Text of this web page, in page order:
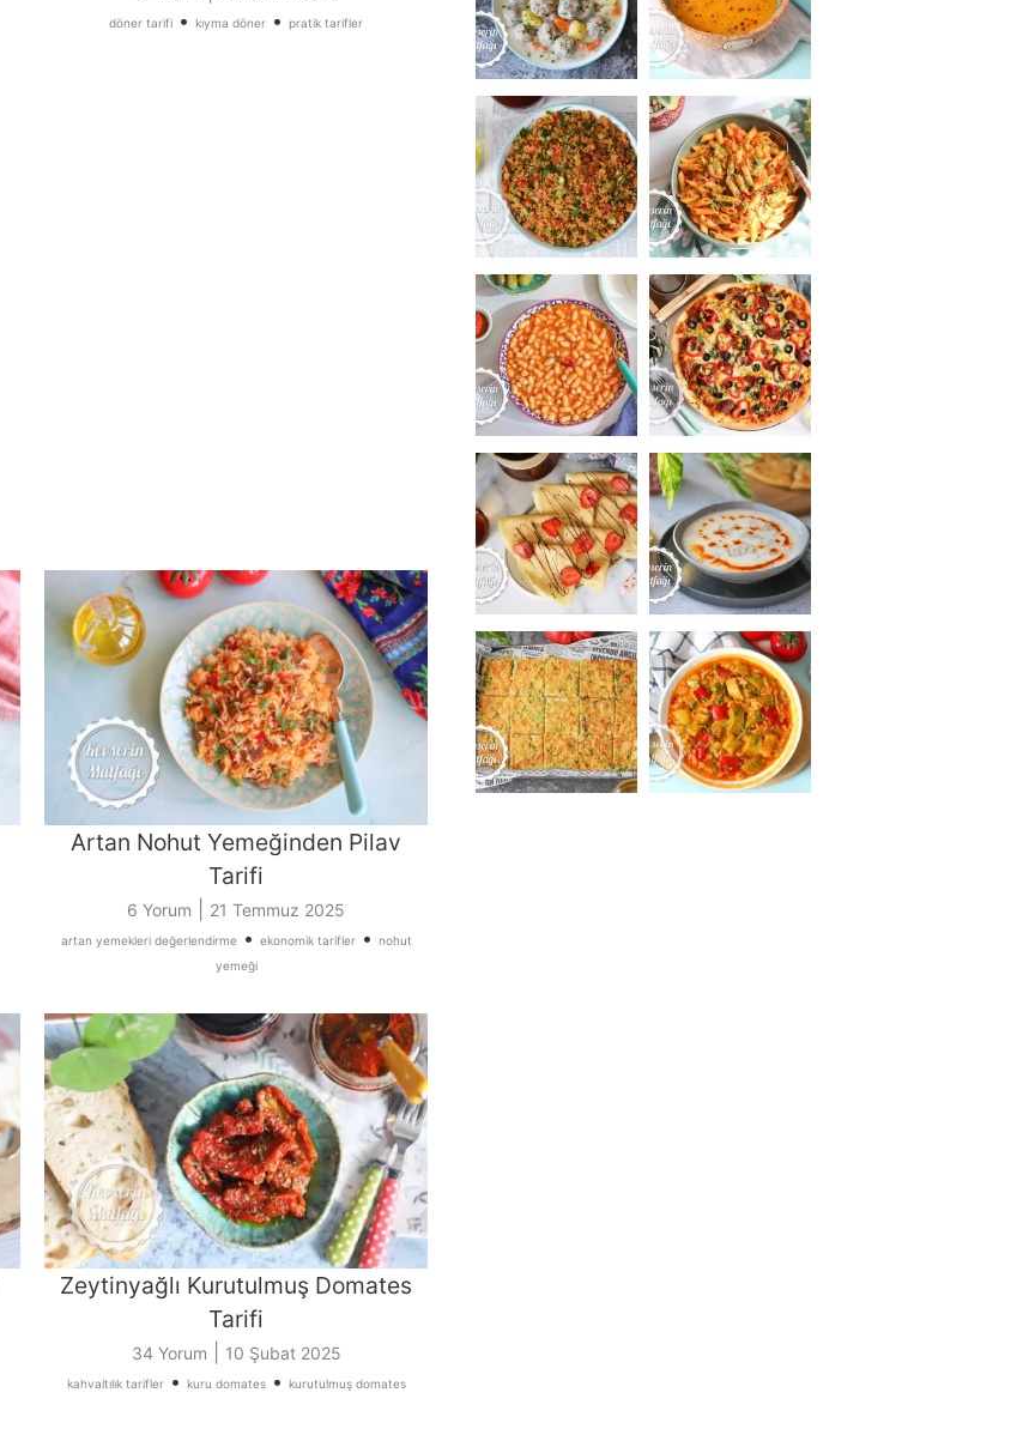
döner tarifi • kıyma döner • pratik tarifler
Artan Nohut Yemeğinden Pilav
Tarifi
6 Yorum 21 Temmuz 2025
artan yemekleri değerlendirme• ekonomik tarifler• nohut
yemeği
Zeytinyağlı Kurutulmuş Domates
Tarifi
34 Yorum 10 Şubat 2025
kahvaltılık tarifler• kuru domates• kurutulmuş domates